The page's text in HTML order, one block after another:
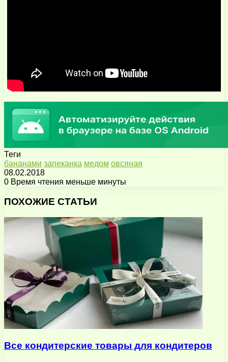
Теги
бананами запеканка медом овсяная
08.02.2018
0 Время чтения меньше минуты
через
почту
ПОХОЖИЕ СТАТЬИ
Все кондитерские товары для кондитеров